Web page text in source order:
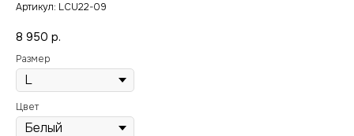
Артикул: LCU22-09
8 950 р.
Размер
Цвет